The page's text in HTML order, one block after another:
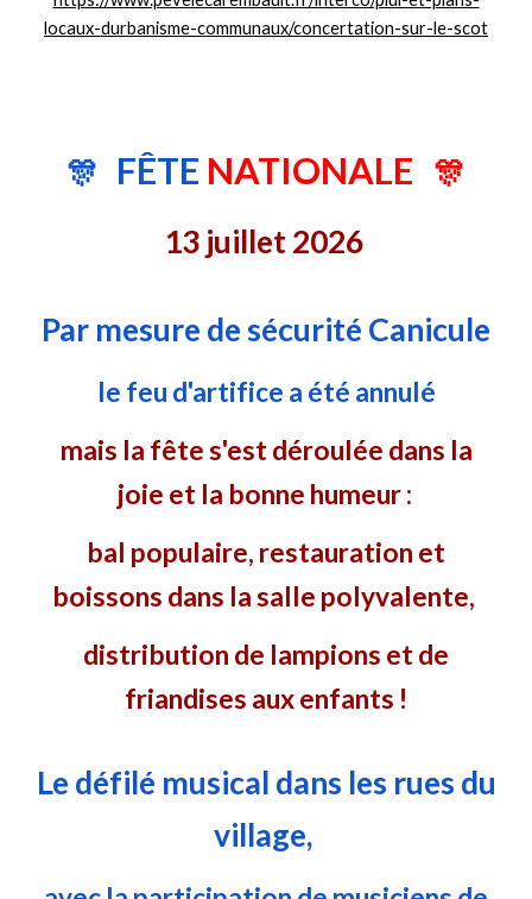
locaux-durbanisme-communaux/concertation-sur-le-scot
🎊 FÊTE NATIONALE 🎊
13 juillet 2026
Par mesure de sécurité Canicule
le feu d'artifice a été annulé
mais la fête s'est déroulée dans la
joie et la bonne humeur :
bal populaire, restauration et
boissons dans la salle polyvalente,
distribution de lampions et de
friandises aux enfants !
Le défilé musical dans les rues du
village,